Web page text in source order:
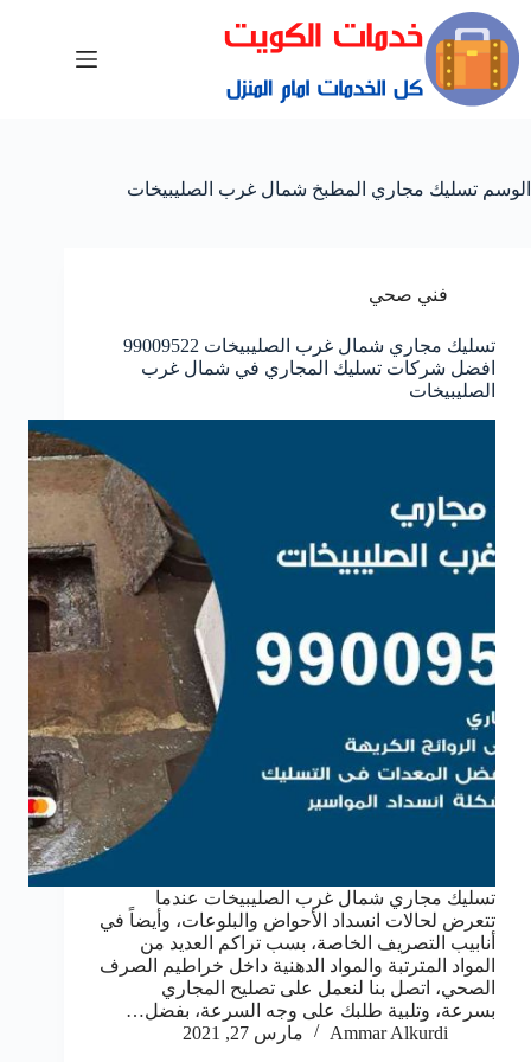
الوسم تسليك مجاري المطبخ شمال غرب الصليبيخات
فني صحي
تسليك مجاري شمال غرب الصليبيخات 99009522
افضل شركات تسليك المجاري في شمال غرب
الصليبيخات
تسليك مجاري شمال غرب الصليبيخات عندما
تتعرض لحالات انسداد الأحواض والبلوعات، وأيضاً في
أنابيب التصريف الخاصة، بسب تراكم العديد من
المواد المترتبة والمواد الدهنية داخل خراطيم الصرف
الصحي، اتصل بنا لنعمل على تصليح المجاري
بسرعة، وتلبية طلبك على وجه السرعة، بفضل…
Ammar Alkurdi
مارس 27, 2021